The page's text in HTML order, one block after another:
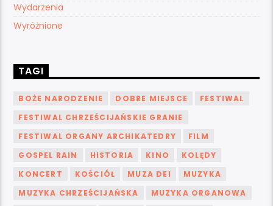
Wydarzenia
Wyróżnione
TAGI
BOŻE NARODZENIE DOBRE MIEJSCE
FESTIWAL
FESTIWAL CHRZEŚCIJAŃSKIE GRANIE
FESTIWAL ORGANY ARCHIKATEDRY
FILM
GOSPEL RAIN
HISTORIA KINO
KOLĘDY
KONCERT
KOŚCIÓŁ MUZA DEI
MUZYKA
MUZYKA CHRZEŚCIJAŃSKA
MUZYKA ORGANOWA